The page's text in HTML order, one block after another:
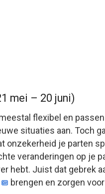
mei – 20 juni)
flexibel en
situaties aan. Toch
onzekerheid je parten
veranderingen op je
hebt. Juist dat gebrek
brengen en zorgen